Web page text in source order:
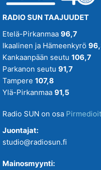
RADIO SUN TAAJUUDET
Etelä-Pirkanmaa 96,7
Ikaalinen ja Hämeenkyrö
Kankaanpään seutu 106,7
Parkanon seutu 91,7
Tampere 107,8
Ylä-Pirkanmaa 91,5
Radio SUN on osa
Juontajat:
studio@radiosun.fi
Mainosmyynti: